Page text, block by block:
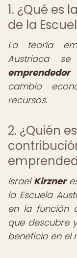
1. ¿Qué es
de la
La teoría
Austriaca
emprendedor
cambio
recursos.
2. ¿Quién
Israel Kirzner
la Escuela
en la función
que descubre
beneficio en el